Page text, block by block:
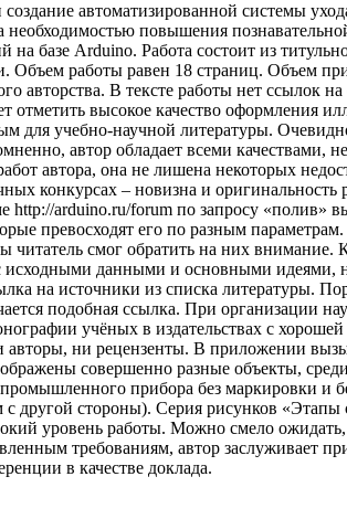
автоматизированной системы
повышения
базе Arduino. Работа состоит из
Объем работы равен 18 страниц. Объем
авторства. В тексте работы нет ссылок
высокое качество оформления
для учебно-научной литературы.
автор обладает всеми качествами,
автора, она не лишена некоторых
конкурсах – новизна и оригинальность
arduino.ru/forum по запросу «полив»
превосходят его по разным
читатель смог обратить на них внимание.
исходными данными и основными идеями,
на источники из списка литературы.
подобная ссылка. При организации
учёных в издательствах с
ни рецензенты. В приложении
совершенно разные объекты,
прибора без маркировки и
другой стороны). Серия рисунков «Этапы
уровень работы. Можно смело
требованиям, автор заслуживает
в качестве доклада.